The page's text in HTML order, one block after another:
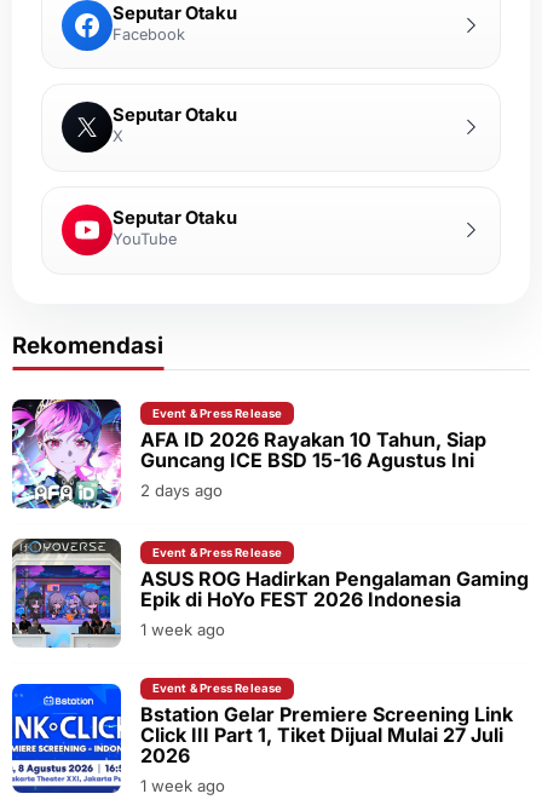
Seputar Otaku
Facebook
Seputar Otaku
X
Seputar Otaku
YouTube
Rekomendasi
Event & Press Release
AFA ID 2026 Rayakan 10 Tahun, Siap
Guncang ICE BSD 15-16 Agustus Ini
2 days ago
Event & Press Release
ASUS ROG Hadirkan Pengalaman Gaming
Epik di HoYo FEST 2026 Indonesia
1 week ago
Event & Press Release
Bstation Gelar Premiere Screening Link
Click III Part 1, Tiket Dijual Mulai 27 Juli
2026
1 week ago